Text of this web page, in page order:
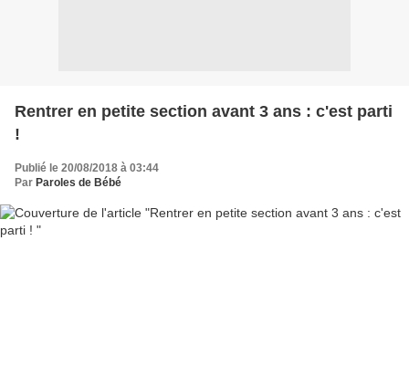
Rentrer en petite section avant 3 ans : c'est parti
!
Publié le 20/08/2018 à 03:44
Par Paroles de Bébé